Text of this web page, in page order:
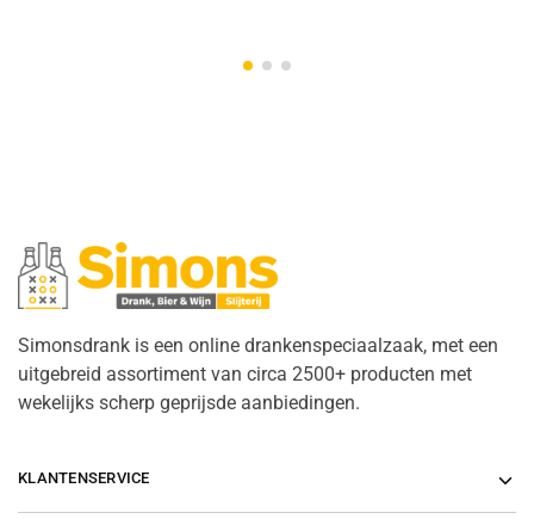
Simonsdrank is een online drankenspeciaalzaak, met een
uitgebreid assortiment van circa 2500+ producten met
wekelijks scherp geprijsde aanbiedingen.
KLANTENSERVICE